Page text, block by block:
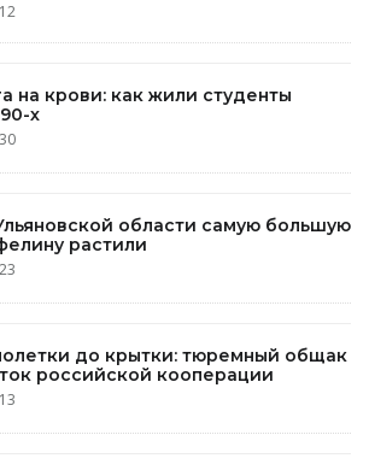
на крови: как жили студенты
х
области самую большую
растили
до крытки: тюремный общак
российской кооперации